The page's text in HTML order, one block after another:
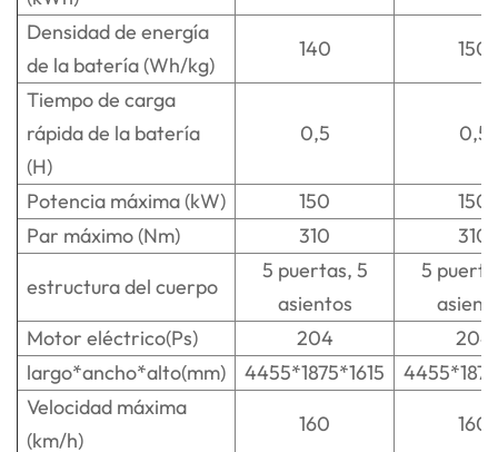
Densidad de energía
de la batería (Wh/kg)
140
150
Tiempo de carga
rápida de la batería
(H)
0,5 0,5
Potencia máxima (kW) 150
150
Par máximo (Nm)
310
310
estructura del cuerpo
5 puertas, 5
asientos
5
Motor eléctrico(Ps)
204
204
largo*ancho*alto(mm)
4455*1875*1615
Velocidad máxima
(km/h)
160
160